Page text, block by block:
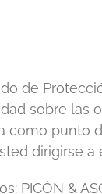
de
sobre
como
dirigirse a
&